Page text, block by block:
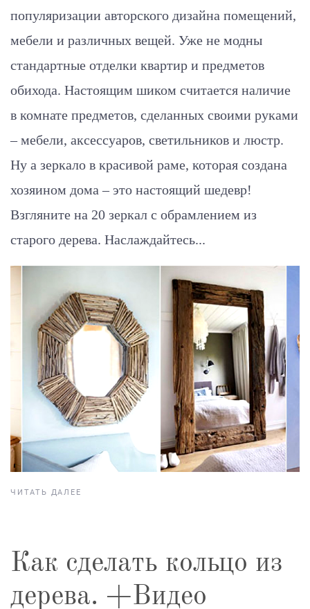
популяризации авторского дизайна помещений,
мебели и различных вещей. Уже не модны
стандартные отделки квартир и предметов
обихода. Настоящим шиком считается наличие
в комнате предметов, сделанных своими руками
– мебели, аксессуаров, светильников и люстр.
Ну а зеркало в красивой раме, которая создана
хозяином дома – это настоящий шедевр!
Взгляните на 20 зеркал с обрамлением из
старого дерева. Наслаждайтесь...
ЧИТАТЬ ДАЛЕЕ
Как сделать кольцо из
дерева. +Видео